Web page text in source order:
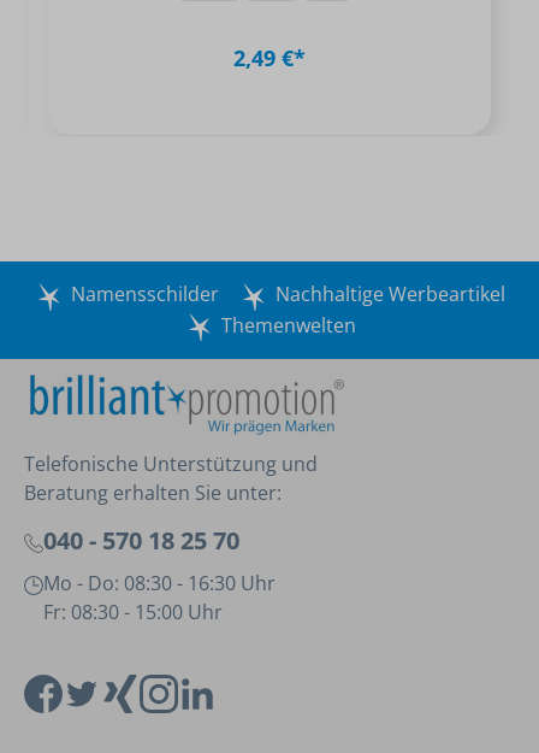
2,49 €*
Namensschilder
Nachhaltige Werbeartikel
Themenwelten
Telefonische Unterstützung und
Beratung erhalten Sie unter:
040 - 570 18 25 70
Mo - Do: 08:30 - 16:30 Uhr
Fr: 08:30 - 15:00 Uhr